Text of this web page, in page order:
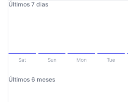
Últimos 7 dias
Sat Sun Mon Tue
Últimos 6 meses